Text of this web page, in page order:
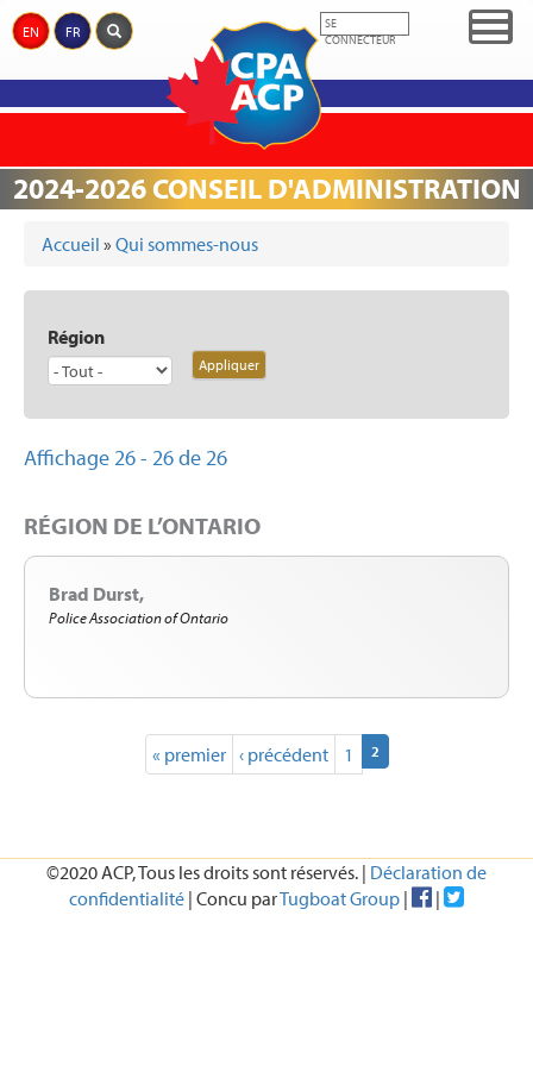
Aller
au
SOMMES-
NOUS
DE LA
JUSTICE
MÉDIASPRIXÉVÉNEMENTSPARTENAIRESCOMMÉMORATIONDONS
EN FR
SE
CONNECTEUR
2024-2026 CONSEIL D'ADMINISTRATION
VOUS ÊTES ICI
Accueil » Qui sommes-nous
Région
Affichage 26 - 26 de 26
RÉGION DE L’ONTARIO
Brad Durst
Police Association of Ontario
« premier ‹ précédent 1 2(current)
©2020 ACP, Tous les droits sont réservés. | Déclaration de
confidentialité | Concu parTugboat Group | |